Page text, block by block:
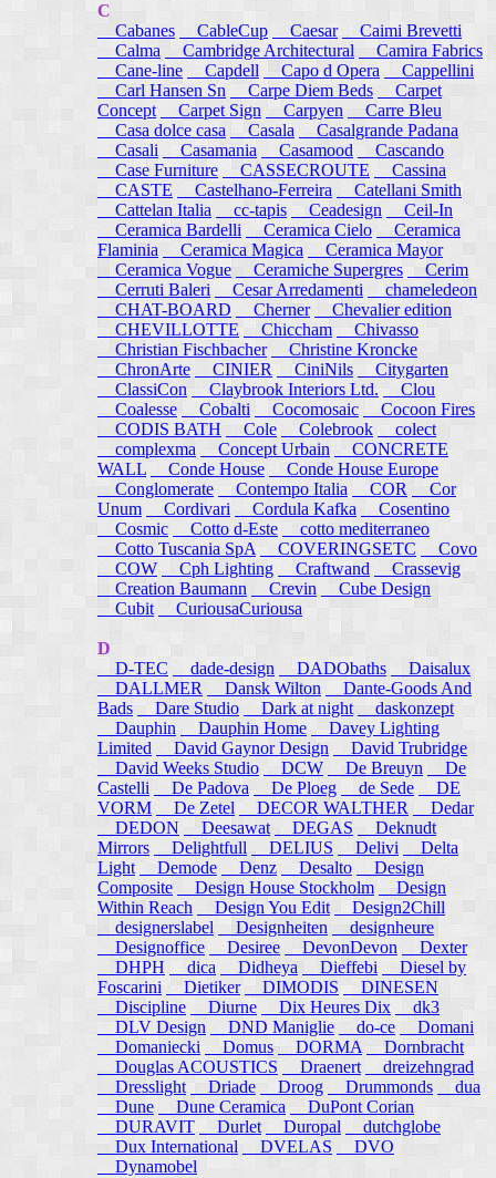
C
Cabanes
CableCup Caesar
Caimi Brevetti
Calma
Cambridge Architectural
Camira Fabrics
Cane-line
Capdell Capo d Opera
Cappellini
Carl Hansen Sn
Carpe Diem Beds
Carpet
Concept
Carpet Sign Carpyen
Carre Bleu
Casa dolce casa
Casala
Casalgrande Padana
Casali
Casamania Casamood
Cascando
Case Furniture
CASSECROUTE
Cassina
CASTE
Castelhano-Ferreira
Catellani Smith
Cattelan Italia
cc-tapis Ceadesign
Ceil-In
Ceramica Bardelli
Ceramica Cielo
Ceramica
Flaminia
Ceramica Magica
Ceramica Mayor
Ceramica Vogue
Ceramiche Supergres Cerim
Cerruti Baleri
Cesar Arredamenti
chameledeon
CHAT-BOARD
Cherner
Chevalier edition
CHEVILLOTTE
Chiccham
Chivasso
Christian Fischbacher
Christine Kroncke
ChronArte
CINIER CiniNils
Citygarten
ClassiCon
Claybrook Interiors Ltd.
Clou
Coalesse
Cobalti Cocomosaic
Cocoon Fires
CODIS BATH
Cole Colebrook
colect
complexma
Concept Urbain
CONCRETE
WALL
Conde House
Conde House Europe
Conglomerate
Contempo Italia COR
Cor
Unum
Cordivari Cordula Kafka
Cosentino
Cosmic
Cotto d-Este
cotto mediterraneo
Cotto Tuscania SpA
COVERINGSETC
Covo
COW
Cph Lighting Craftwand
Crassevig
Creation Baumann
Crevin
Cube Design
Cubit
CuriousaCuriousa
D
D-TEC
dade-design DADObaths
Daisalux
DALLMER
Dansk Wilton
Dante-Goods And
Bads
Dare Studio Dark at night
daskonzept
Dauphin
Dauphin Home
Davey Lighting
Limited
David Gaynor Design
David Trubridge
David Weeks Studio
DCW De Breuyn
De
Castelli
De Padova De Ploeg de Sede
DE
VORM
De Zetel DECOR WALTHER
Dedar
DEDON
Deesawat DEGAS
Deknudt
Mirrors
Delightfull DELIUS Delivi
Delta
Light
Demode Denz Desalto
Design
Composite
Design House Stockholm
Design
Within Reach
Design You Edit
Design2Chill
designerslabel
Designheiten
designheure
Designoffice
Desiree DevonDevon
Dexter
DHPH
dica Didheya Dieffebi
Diesel by
Foscarini
Dietiker DIMODIS
DINESEN
Discipline
Diurne Dix Heures Dix
dk3
DLV Design
DND Maniglie do-ce
Domani
Domaniecki
Domus DORMA
Dornbracht
Douglas ACOUSTICS
Draenert
dreizehngrad
Dresslight Driade Droog Drummonds
dua
Dune
Dune Ceramica
DuPont Corian
DURAVIT
Durlet Duropal
dutchglobe
Dux International
DVELAS
DVO
Dynamobel